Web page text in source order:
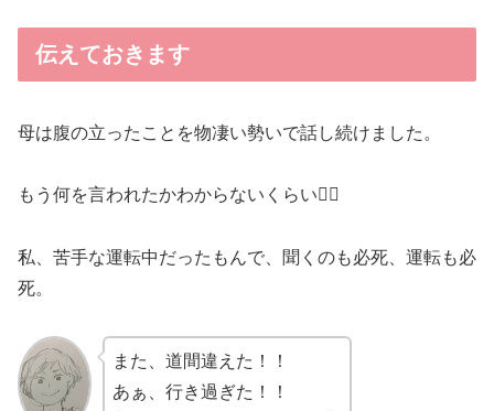
伝えておきます
母は腹の立ったことを物凄い勢いで話し続けました。
もう何を言われたかわからないくらい😵‍💫
私、苦手な運転中だったもんで、聞くのも必死、運転も必
死。
また、道間違えた！！
あぁ、行き過ぎた！！